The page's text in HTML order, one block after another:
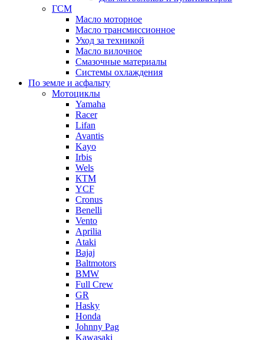
ГСМ
Масло моторное
Масло трансмиссионное
Уход за техникой
Масло вилочное
Смазочные материалы
Системы охлаждения
По земле и асфальту
Мотоциклы
Yamaha
Racer
Lifan
Avantis
Kayo
Irbis
Wels
КТМ
YCF
Cronus
Benelli
Vento
Aprilia
Ataki
Bajaj
Baltmotors
BMW
Full Crew
GR
Hasky
Honda
Johnny Pag
Kawasaki